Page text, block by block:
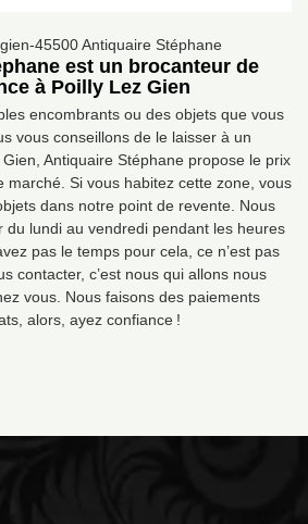
est un brocanteur de
à Poilly Lez Gien
encombrants ou des objets que vous
vous conseillons de le laisser à un
Antiquaire Stéphane propose le prix
marché. Si vous habitez cette zone, vous
dans notre point de revente. Nous
du lundi au vendredi pendant les heures
pas le temps pour cela, ce n’est pas
contacter, c’est nous qui allons nous
vous. Nous faisons des paiements
alors, ayez confiance !